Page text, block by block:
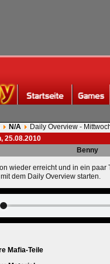
N/A
Daily Overview -
25.08.2010
Benny
wieder erreicht und in ein
dem Daily Overview starten.
Mafia-Teile